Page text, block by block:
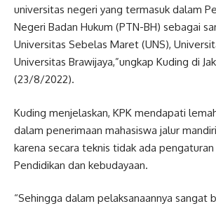
universitas negeri yang termasuk dalam
Negeri Badan Hukum (PTN-BH) sebagai
Universitas Sebelas Maret (UNS),
Universitas Brawijaya,”ungkap Kuding di
(23/8/2022).
Kuding menjelaskan, KPK mendapati
dalam penerimaan mahasiswa jalur
karena secara teknis tidak ada
Pendidikan dan kebudayaan.
“Sehingga dalam pelaksanaannya sangat